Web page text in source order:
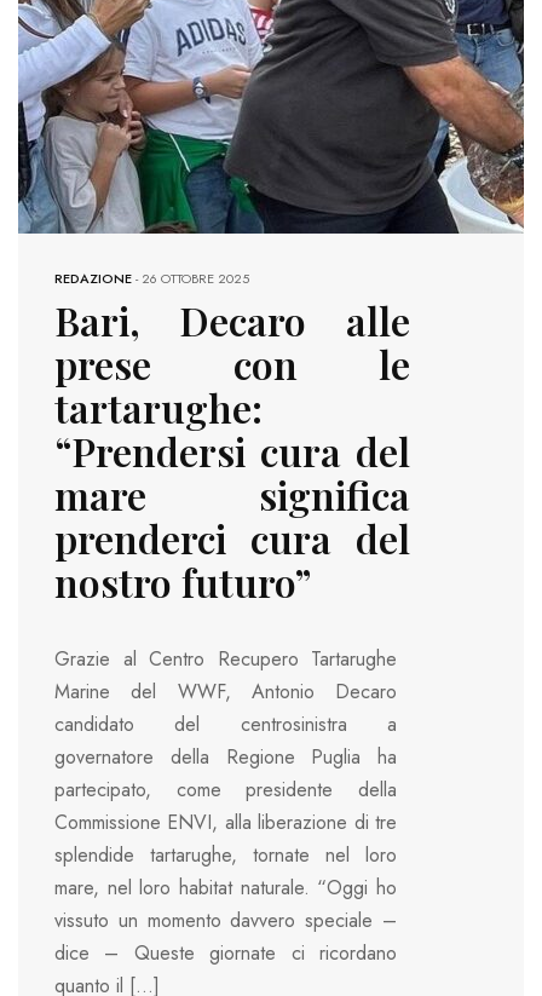
REDAZIONE-26 OTTOBRE 2025
Bari, Decaro alle
prese con le
tartarughe:
“Prendersi cura del
mare significa
prenderci cura del
nostro futuro”
Grazie al Centro Recupero Tartarughe
Marine del WWF, Antonio Decaro
candidato del centrosinistra a
governatore della Regione Puglia ha
partecipato, come presidente della
Commissione ENVI, alla liberazione di tre
splendide tartarughe, tornate nel loro
mare, nel loro habitat naturale. “Oggi ho
vissuto un momento davvero speciale –
dice – Queste giornate ci ricordano
quanto il […]